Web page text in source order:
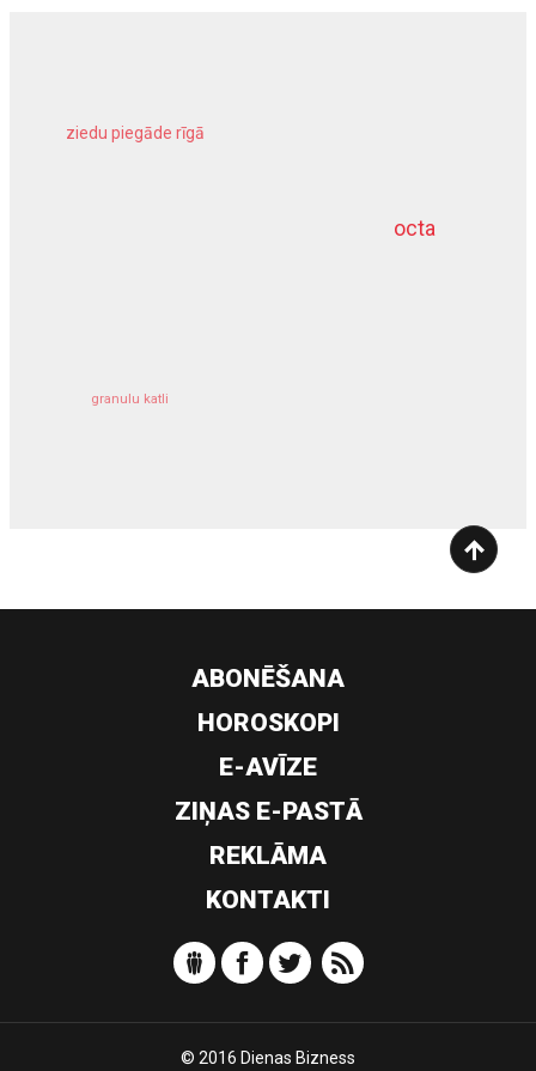
octa
ziedu piegāde rīgā
granulu katli
dziļurbums
ABONĒŠANA
HOROSKOPI
E-AVĪZE
ZIŅAS E-PASTĀ
REKLĀMA
KONTAKTI
© 2016 Dienas Bizness